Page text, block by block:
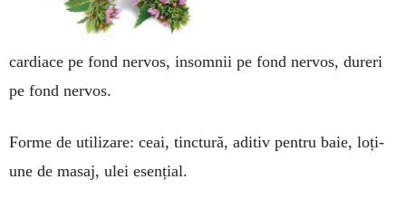
cardiace pe fond nervos, insomnii pe fond nervos, dureri
pe fond nervos.
Forme de utili­za­re: ceai, tinctură, adi­tiv pentru baie, loți­
une de masaj, ulei esențial.